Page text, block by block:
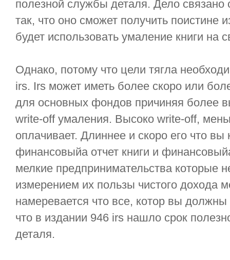
полезной службы деталя. Дело
так, что оно сможет получить поистине
будет использовать умаление книги на
Однако, потому что цели тягла
irs. Irs может иметь более скоро или
для основных фондов причиняя более
write-off умаления. Высоко write-off,
оплачивает. Длиннее и скоро его что вы
финансовыйа отчет книги и
мелкие предпринимательства которые
измерением их пользы чистого дохода
намеревается что все, котор вы
что в издании 946 irs нашло срок
деталя.